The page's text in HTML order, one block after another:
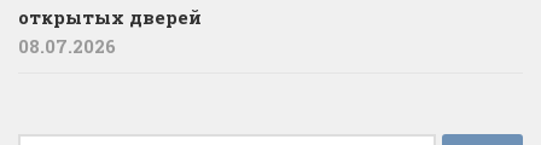
открытых дверей
08.07.2026